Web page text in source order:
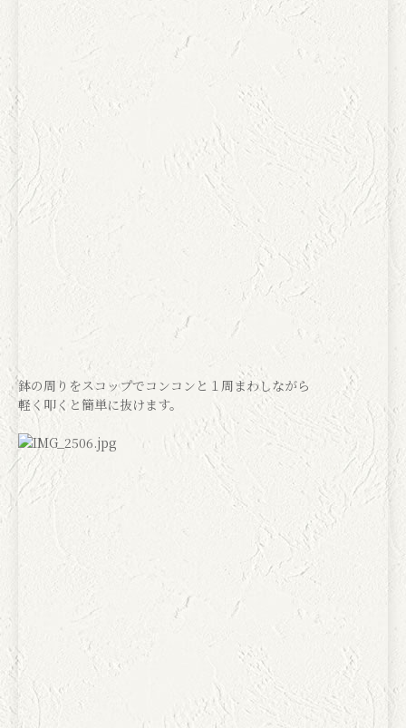
鉢の周りをスコップでコンコンと１周まわしながら
軽く叩くと簡単に抜けます。